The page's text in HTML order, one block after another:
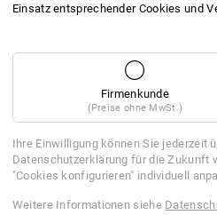
Einsatz entsprechender Cookies und
Firmenkunde
(Preise ohne MwSt.)
Ihre Einwilligung können Sie jederzeit
Datenschutzerklärung für die Zukunft
"Cookies konfigurieren" individuell
Weitere Informationen siehe